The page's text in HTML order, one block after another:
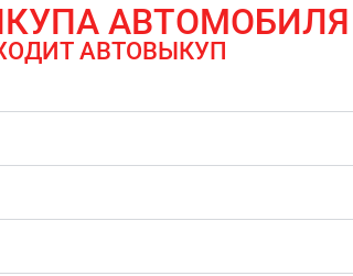
АВТОМОБИЛЯ
АВТОВЫКУП